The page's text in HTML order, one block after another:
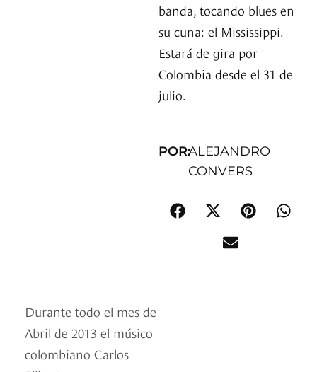
banda, tocando blues en
su cuna: el Mississippi.
Estará de gira por
Colombia desde el 31 de
julio.
POR:ALEJANDRO
CONVERS
Durante todo el mes de
Abril de 2013 el músico
colombiano Carlos